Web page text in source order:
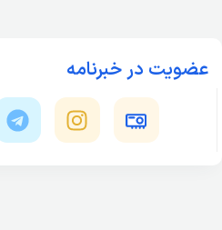
عضویت در خبرنامه